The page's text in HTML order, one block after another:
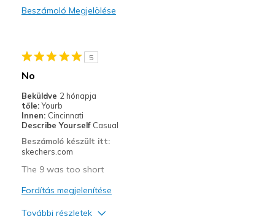
Feels true to width
Sizing
View On Shoes
Beszámoló Megjelölése
5
No
Beküldve 2 hónapja
tőle: Yourb
Innen: Cincinnati
Describe Yourself Casual
Beszámoló készült itt:
skechers.com
The 9 was too short
Fordítás megjelenítése
További részletek